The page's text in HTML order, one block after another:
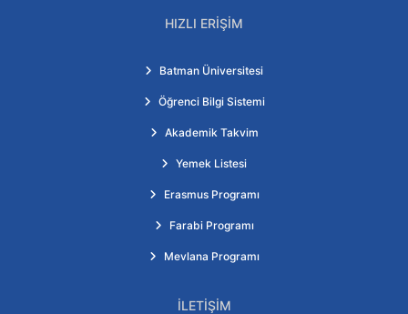
HIZLI ERIŞIM
Batman Üniversitesi
Öğrenci Bilgi Sistemi
Akademik Takvim
Yemek Listesi
Erasmus Programı
Farabi Programı
Mevlana Programı
İLETIŞIM